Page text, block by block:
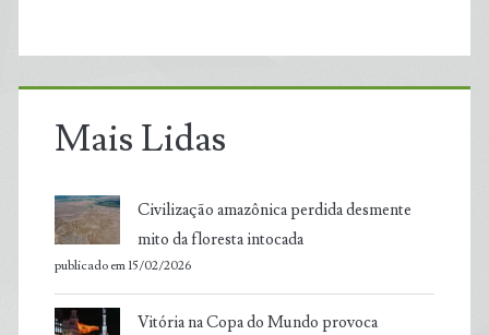
Mais Lidas
Civilização amazônica perdida desmente
mito da floresta intocada
publicado em 15/02/2026
Vitória na Copa do Mundo provoca